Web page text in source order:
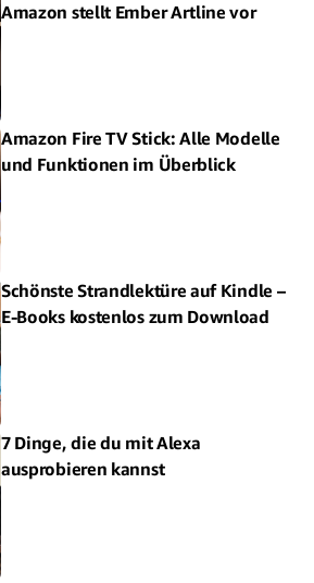
Amazon stellt Ember Artline vor
Amazon Fire TV Stick: Alle Modelle
und Funktionen im Überblick
Schönste Strandlektüre auf Kindle –
E-Books kostenlos zum Download
7 Dinge, die du mit Alexa
ausprobieren kannst